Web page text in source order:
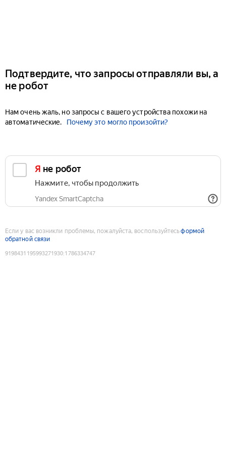
Подтвердите, что запросы отправляли вы, а
не робот
Нам очень жаль, но запросы с вашего устройства похожи на
автоматические.
Почему это могло произойти?
Я не робот
Нажмите, чтобы продолжить
Yandex SmartCaptcha
Если у вас возникли проблемы, пожалуйста, воспользуйтесьформой
обратной связи
9198431195993271930:1786334747